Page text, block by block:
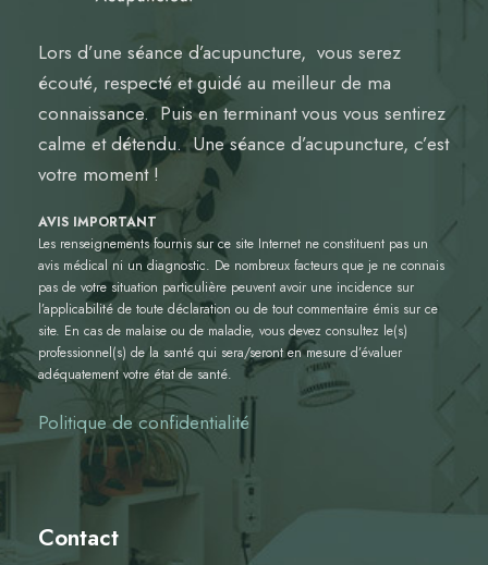
Lors d’une séance d’acupuncture, vous serez
écouté, respecté et guidé au meilleur de ma
connaissance. Puis en terminant vous vous sentirez
calme et détendu. Une séance d’acupuncture, c’est
votre moment !
AVIS IMPORTANT
Les renseignements fournis sur ce site Internet ne constituent pas un
avis médical ni un diagnostic. De nombreux facteurs que je ne connais
pas de votre situation particulière peuvent avoir une incidence sur
l’applicabilité de toute déclaration ou de tout commentaire émis sur ce
site. En cas de malaise ou de maladie, vous devez consultez le(s)
professionnel(s) de la santé qui sera/seront en mesure d’évaluer
adéquatement votre état de santé.
Politique de confidentialité
Contact